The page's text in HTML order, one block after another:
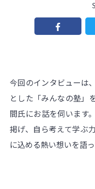
今回のインタビューは
とした「みんなの塾」
間氏にお話を伺います
掲げ、自ら考えて学ぶ
に込める熱い想いを語